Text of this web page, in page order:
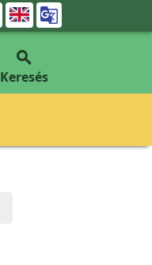


Keresés